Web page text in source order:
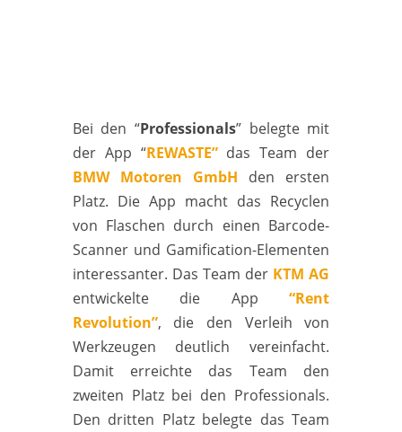
Bei den “Professionals” belegte mit
der App “REWASTE”das Team der
BMW Motoren GmbH den ersten
Platz. Die App macht das Recyclen
von Flaschen durch einen Barcode-
Scanner und Gamification-Elementen
interessanter. Das Team der KTM AG
entwickelte die App“Rent
Revolution”, die den Verleih von
Werkzeugen deutlich vereinfacht.
Damit erreichte das Team den
zweiten Platz bei den Professionals.
Den dritten Platz belegte das Team